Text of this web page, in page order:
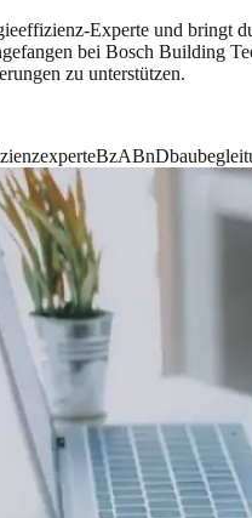
Experte und bringt
bei Bosch Building
zu unterstützen.
BzABnD